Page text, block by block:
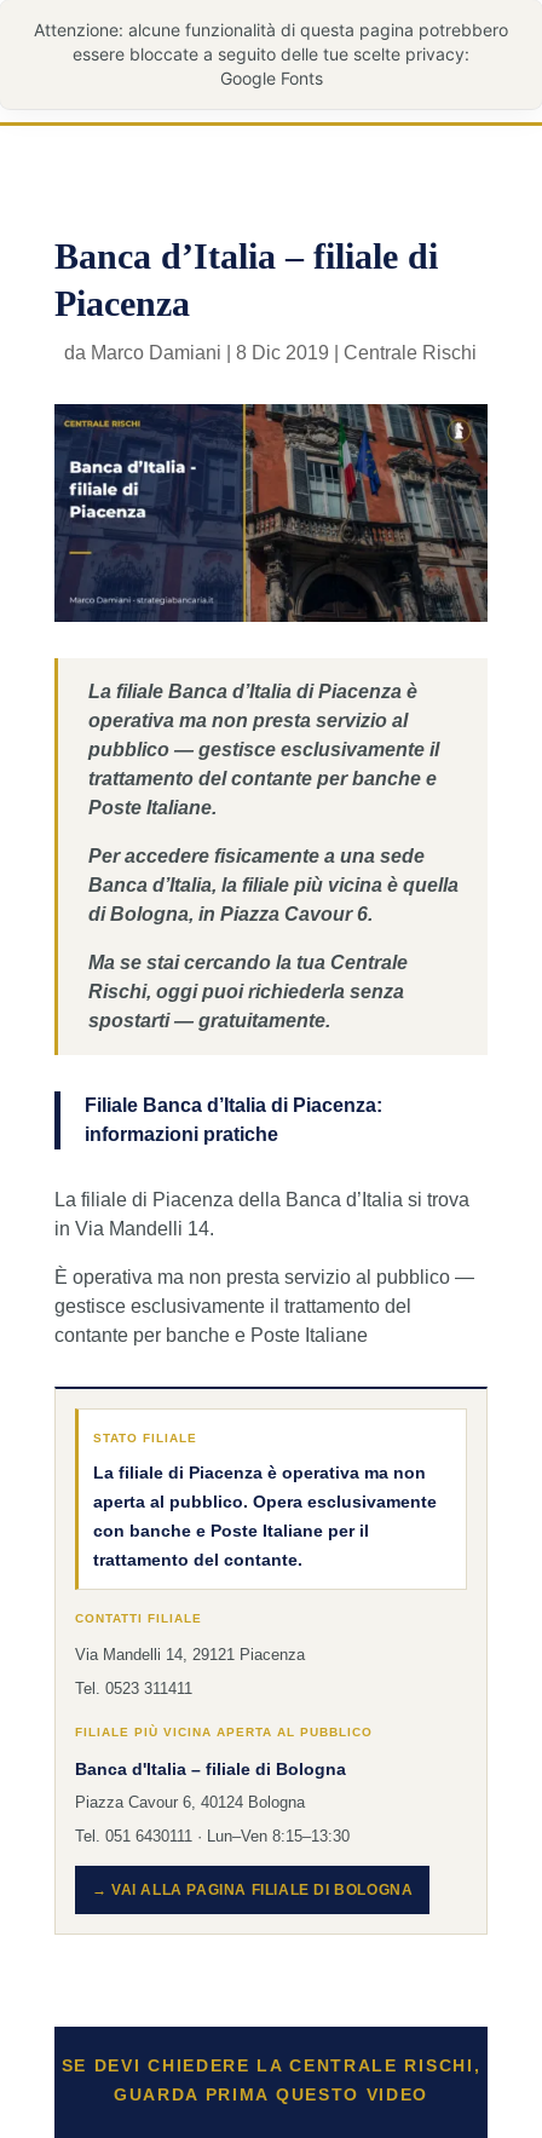
Banca d’Italia – filiale di
Piacenza
da Marco Damiani |8 Dic 2019 |Centrale Rischi
La filiale Banca d’Italia di Piacenza è
operativa ma non presta servizio al
pubblico — gestisce esclusivamente il
trattamento del contante per banche e
Poste Italiane.
Per accedere fisicamente a una sede
Banca d’Italia, la filiale più vicina è quella
di Bologna, in Piazza Cavour 6.
Ma se stai cercando la tua Centrale
Rischi, oggi puoi richiederla senza
spostarti — gratuitamente.
Filiale Banca d’Italia di Piacenza:
informazioni pratiche
La filiale di Piacenza della Banca d’Italia si trova
in Via Mandelli 14.
È operativa ma non presta servizio al pubblico —
gestisce esclusivamente il trattamento del
contante per banche e Poste Italiane
STATO FILIALE
La filiale di Piacenza è operativa ma non
aperta al pubblico. Opera esclusivamente
con banche e Poste Italiane per il
trattamento del contante.
CONTATTI FILIALE
Via Mandelli 14, 29121 Piacenza
Tel. 0523 311411
FILIALE PIÙ VICINA APERTA AL PUBBLICO
Banca d'Italia – filiale di Bologna
Piazza Cavour 6, 40124 Bologna
Tel. 051 6430111 · Lun–Ven 8:15–13:30
→ VAI ALLA PAGINA FILIALE DI BOLOGNA
SE DEVI CHIEDERE LA CENTRALE RISCHI,
GUARDA PRIMA QUESTO VIDEO